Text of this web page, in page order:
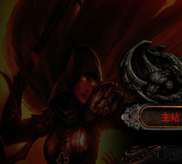
主站